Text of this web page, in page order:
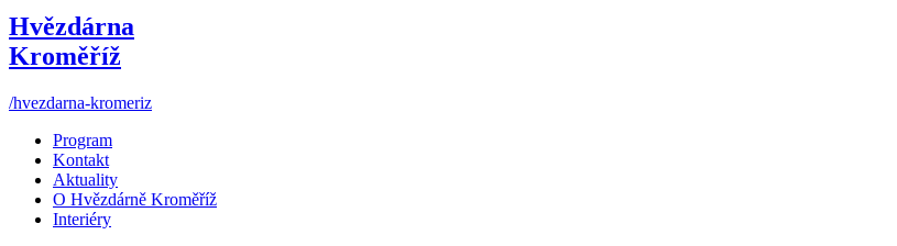
Hvězdárna
Kroměříž
/hvezdarna-kromeriz
Program
Kontakt
Aktuality
O Hvězdárně Kroměříž
Interiéry